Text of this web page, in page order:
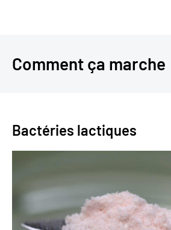
Comment ça marche
Bactéries lactiques